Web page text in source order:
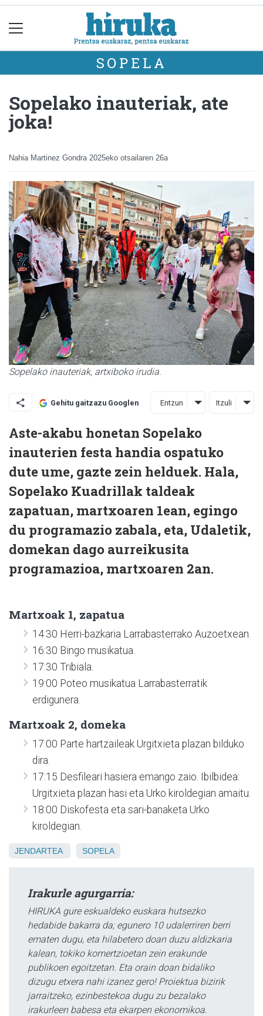
SOPELA
Sopelako inauteriak, ate
joka!
Nahia Martinez Gondra 2025eko otsailaren 26a
Sopelako inauteriak, artxiboko irudia.
Gehitu gaitzazu Googlen Entzun Itzuli
Aste-akabu honetan Sopelako
inauterien festa handia ospatuko
dute ume, gazte zein helduek. Hala,
Sopelako Kuadrillak taldeak
zapatuan, martxoaren 1ean, egingo
du programazio zabala, eta, Udaletik,
domekan dago aurreikusita
programazioa, martxoaren 2an.
Martxoak 1, zapatua
14:30 Herri-bazkaria Larrabasterrako Auzoetxean.
16:30 Bingo musikatua.
17:30 Tribiala.
19:00 Poteo musikatua Larrabasterratik
erdigunera.
Martxoak 2, domeka
17:00 Parte hartzaileak Urgitxieta plazan bilduko
dira.
17:15 Desfileari hasiera emango zaio. Ibilbidea:
Urgitxieta plazan hasi eta Urko kiroldegian amaitu.
18:00 Diskofesta eta sari-banaketa Urko
kiroldegian.
JENDARTEA SOPELA
Irakurle agurgarria:
HIRUKA gure eskualdeko euskara hutsezko
hedabide bakarra da; egunero 10 udalerriren berri
ematen dugu, eta hilabetero doan duzu aldizkaria
kalean, tokiko komertzioetan zein erakunde
publikoen egoitzetan. Eta orain doan bidaliko
dizugu etxera nahi izanez gero! Proiektua bizirik
jarraitzeko, ezinbestekoa dugu zu bezalako
irakurleen babesa eta ekarpen ekonomikoa.